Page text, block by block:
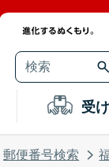
受
郵便番号検索